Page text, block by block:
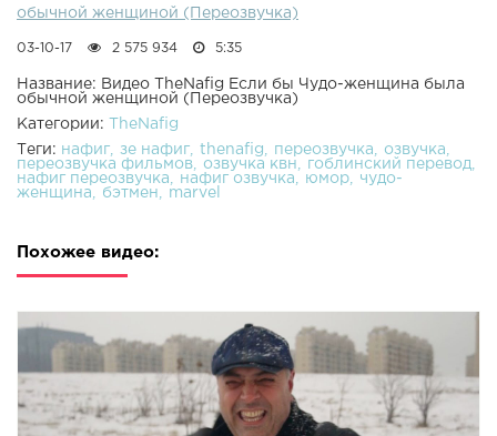
обычной женщиной (Переозвучка)
03-10-17 2 575 934 5:35
Название: Видео TheNafig Если бы Чудо-женщина была
обычной женщиной (Переозвучка)
Категории:
TheNafig
Теги: нафиг зе нафиг thenafig переозвучка
озвучка
переозвучка фильмов
озвучка квн
гоблинский перевод
нафиг переозвучка
нафиг озвучка юмор
чудо-
женщина
бэтмен marvel
Похожее видео: